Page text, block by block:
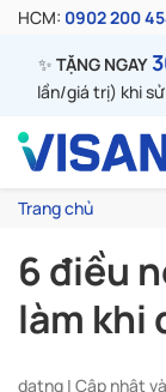
HCM: 0902 200
✨ TẶNG NGAY
lần/giá trị) khi
Trang chủ
6 điều
làm khi
datnq | Cập nhật